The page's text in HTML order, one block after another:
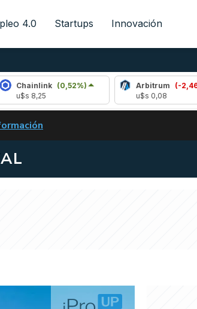
4.0 Startups Innovación
(0,52%)
Arbitrum
(-2,46%)
EL CARRY TRADE DE BITCOIN Y ESTA